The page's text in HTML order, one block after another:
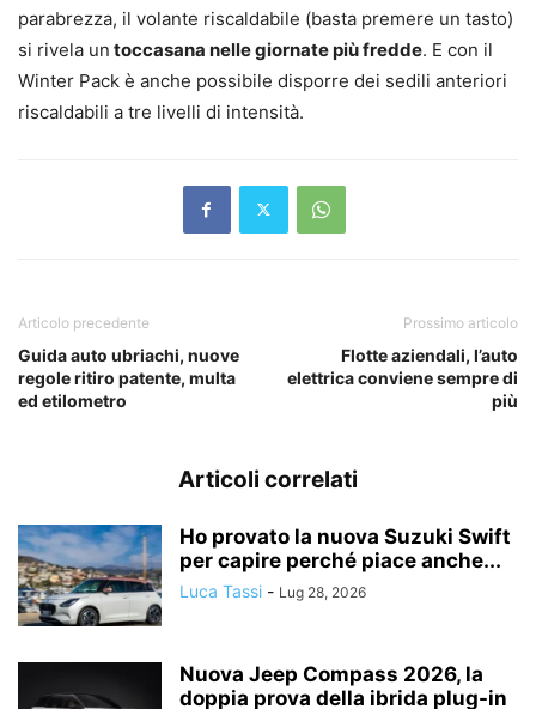
parabrezza, il volante riscaldabile (basta premere un tasto)
si rivela un toccasana nelle giornate più fredde. E con il
Winter Pack è anche possibile disporre dei sedili anteriori
riscaldabili a tre livelli di intensità.
Articolo precedente
Guida auto ubriachi, nuove
regole ritiro patente, multa
ed etilometro
Prossimo articolo
Flotte aziendali, l’auto
elettrica conviene sempre di
più
Articoli correlati
Ho provato la nuova Suzuki Swift
per capire perché piace anche...
Luca Tassi - Lug 28, 2026
Nuova Jeep Compass 2026, la
doppia prova della ibrida plug-in